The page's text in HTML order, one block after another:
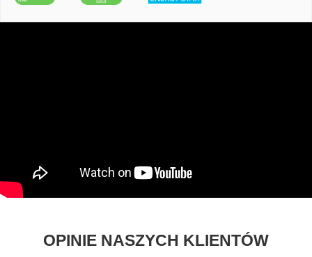
OPINIE NASZYCH KLIENTÓWO